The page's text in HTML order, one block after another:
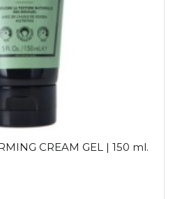
CREAM GEL | 150 ml.